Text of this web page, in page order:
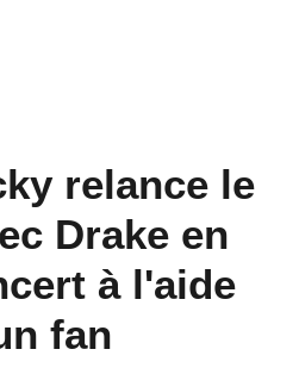
relance le
Drake en
à l'aide
fan